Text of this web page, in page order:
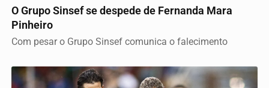
O Grupo Sinsef se despede de Fernanda Mara
Pinheiro
Com pesar o Grupo Sinsef comunica o falecimento